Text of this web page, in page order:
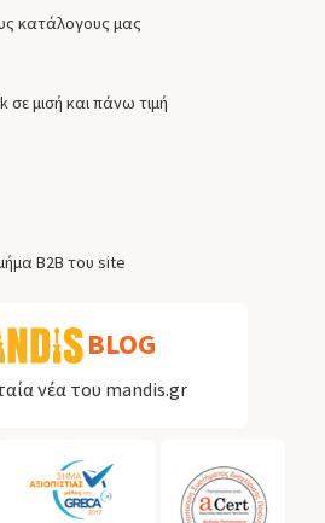
κατάλογους μας
μισή και πάνω τιμή
B2B του site
BLOG
νέα του mandis.gr